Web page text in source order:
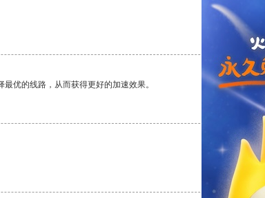
优的线路，从而获得更好的加速效果。